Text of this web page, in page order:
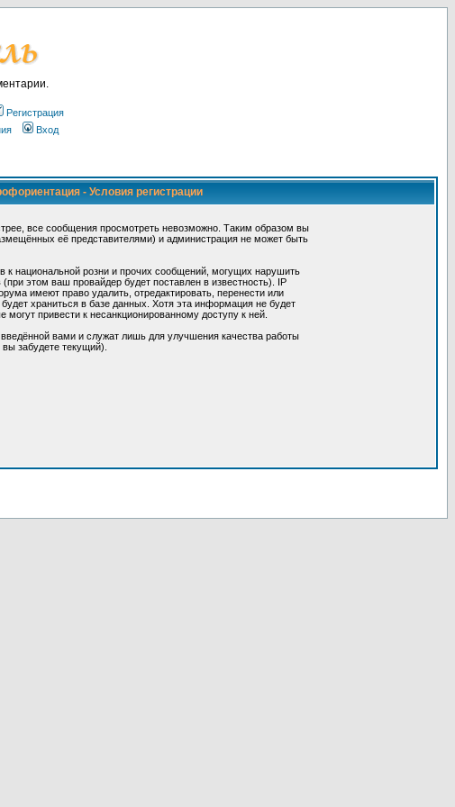
Регистрация
Вход
- Условия регистрации
все сообщения просмотреть невозможно. Таким образом вы
её представителями) и администрация не может быть
национальной розни и прочих сообщений, могущих нарушить
этом ваш провайдер будет поставлен в известность). IP
имеют право удалить, отредактировать, перенести или
храниться в базе данных. Хотя эта информация не будет
привести к несанкционированному доступу к ней.
вами и служат лишь для улучшения качества работы
забудете текущий).